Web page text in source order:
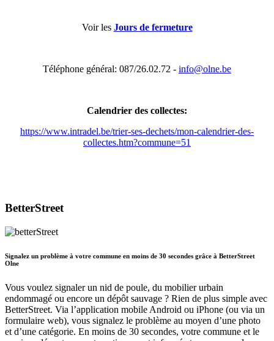
Voir les Jours de fermeture
Téléphone général: 087/26.02.72 - info@olne.be
Calendrier des collectes:
https://www.intradel.be/trier-ses-dechets/mon-calendrier-des-
collectes.htm?commune=51
BetterStreet
Signalez un problème à votre commune en moins de 30 secondes grâce à BetterStreet
Olne
Vous voulez signaler un nid de poule, du mobilier urbain
endommagé ou encore un dépôt sauvage ? Rien de plus simple avec
BetterStreet. Via l’application mobile Android ou iPhone (ou via un
formulaire web), vous signalez le problème au moyen d’une photo
et d’une catégorie. En moins de 30 secondes, votre commune et le